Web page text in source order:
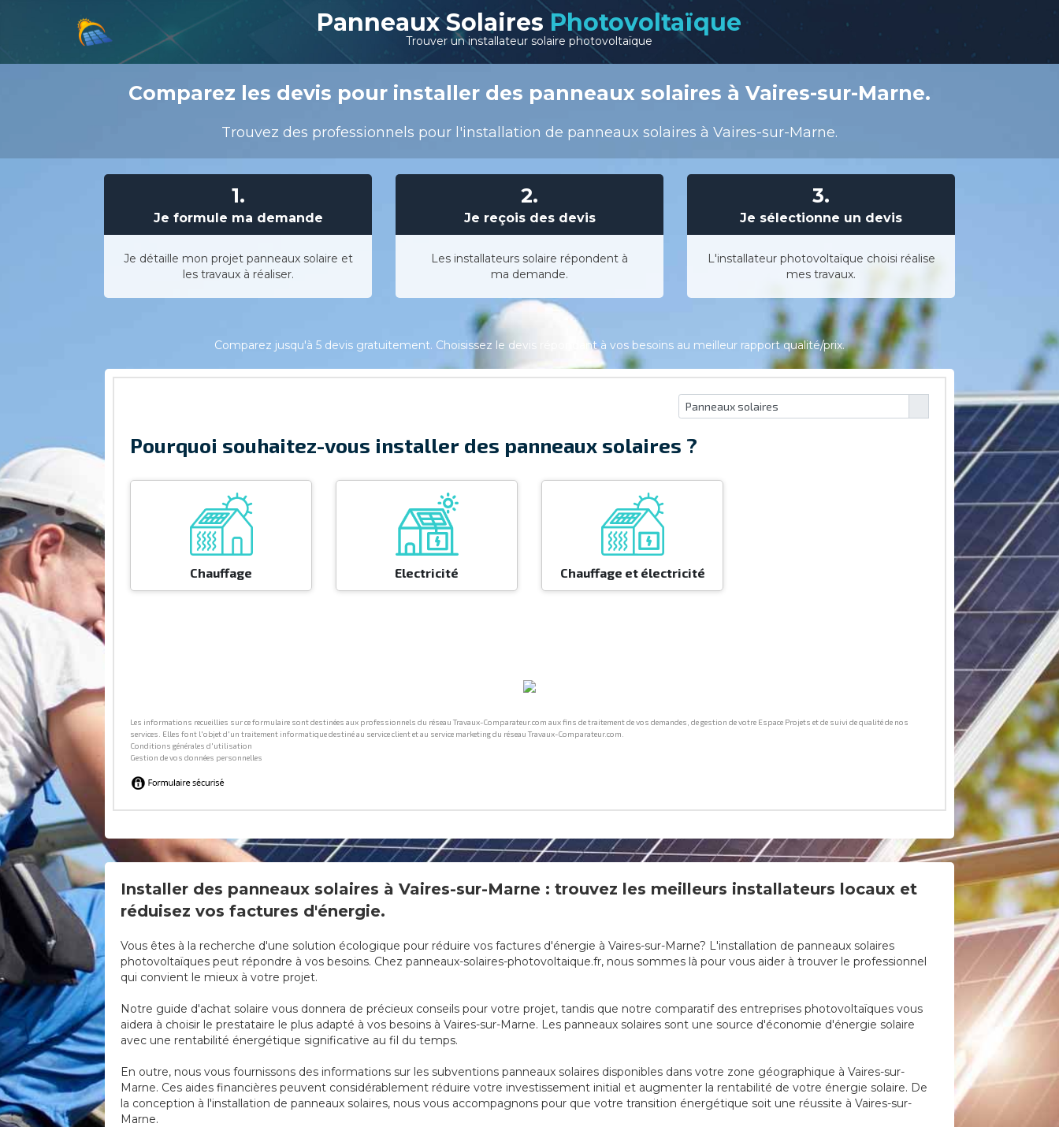
Panneaux Solaires Photovoltaïque
Trouver un installateur solaire photovoltaïque
Comparez les devis pour installer des panneaux solaires à Vaires-sur-Marne.
Trouvez des professionnels pour l'installation de panneaux solaires à Vaires-sur-Marne.
1.
Je formule ma demande
Je détaille mon projet panneaux solaire et
les travaux à réaliser.
2.
Je reçois des devis
Les installateurs solaire répondent à
ma demande.
3.
Je sélectionne un devis
L'installateur photovoltaïque choisi réalise
mes travaux.
Comparez jusqu'à 5 devis gratuitement. Choisissez le devis répondant à vos besoins au meilleur rapport qualité/prix.
Installer des panneaux solaires à Vaires-sur-Marne : trouvez les meilleurs installateurs locaux et
réduisez vos factures d'énergie.
Vous êtes à la recherche d'une solution écologique pour réduire vos factures d'énergie à Vaires-sur-Marne? L'installation de panneaux solaires
photovoltaïques peut répondre à vos besoins. Chez panneaux-solaires-photovoltaique.fr, nous sommes là pour vous aider à trouver le professionnel
qui convient le mieux à votre projet.
Notre guide d'achat solaire vous donnera de précieux conseils pour votre projet, tandis que notre comparatif des entreprises photovoltaïques vous
aidera à choisir le prestataire le plus adapté à vos besoins à Vaires-sur-Marne. Les panneaux solaires sont une source d'économie d'énergie solaire
avec une rentabilité énergétique significative au fil du temps.
En outre, nous vous fournissons des informations sur les subventions panneaux solaires disponibles dans votre zone géographique à Vaires-sur-
Marne. Ces aides financières peuvent considérablement réduire votre investissement initial et augmenter la rentabilité de votre énergie solaire. De
la conception à l'installation de panneaux solaires, nous vous accompagnons pour que votre transition énergétique soit une réussite à Vaires-sur-
Marne.